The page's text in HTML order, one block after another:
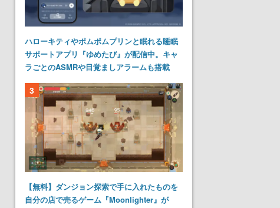
ハローキティやポムポムプリンと眠れる睡眠
サポートアプリ『ゆめたび』が配信中。キャ
ラごとのASMRや目覚ましアラームも搭載
3
【無料】ダンジョン探索で手に入れたものを
自分の店で売るゲーム『Moonlighter』が